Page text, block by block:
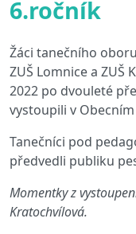
6.ročník
Žáci tanečního
ZUŠ Lomnice a ZUŠ
2022 po dvouleté
vystoupili v
Tanečníci pod
předvedli publiku
Momentky z
Kratochvílová.